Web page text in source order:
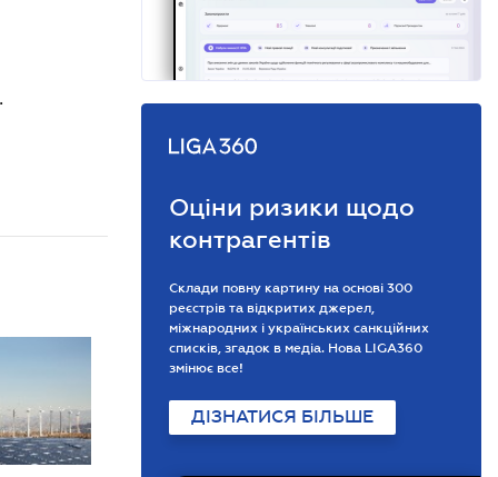
Оціни ризики щодо
контрагентів
Склади повну картину на основі 300
реєстрів та відкритих джерел,
міжнародних і українських санкційних
списків, згадок в медіа. Нова LIGA360
змінює все!
ДІЗНАТИСЯ БІЛЬШЕ